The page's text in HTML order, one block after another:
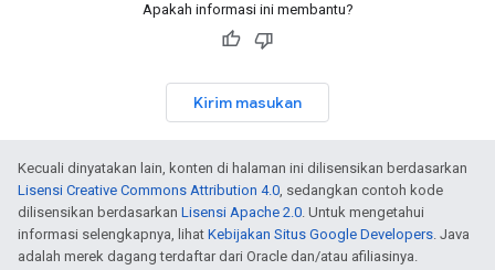
Apakah informasi ini membantu?
Kirim masukan
Kecuali dinyatakan lain, konten di halaman ini dilisensikan berdasarkan
Lisensi Creative Commons Attribution 4.0, sedangkan contoh kode
dilisensikan berdasarkan Lisensi Apache 2.0. Untuk mengetahui
informasi selengkapnya, lihat Kebijakan Situs Google Developers. Java
adalah merek dagang terdaftar dari Oracle dan/atau afiliasinya.